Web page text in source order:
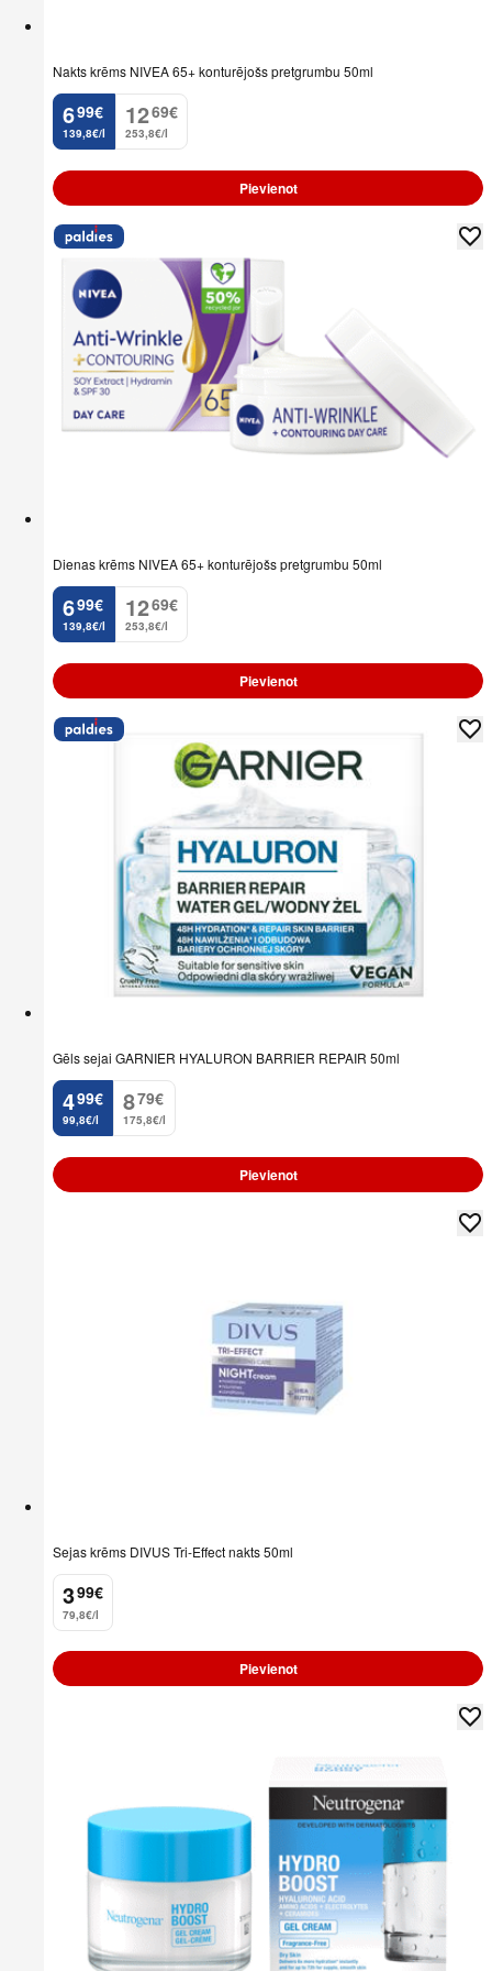
Nakts krēms NIVEA 65+ konturējošs pretgrumbu 50ml
6
. 99€
139,8€/l
12
. 69€
253,8€/l
Pievienot
Dienas krēms NIVEA 65+ konturējošs pretgrumbu 50ml
6
. 99€
139,8€/l
12
. 69€
253,8€/l
Pievienot
Gēls sejai GARNIER HYALURON BARRIER REPAIR 50ml
4
. 99€
99,8€/l
8
. 79€
175,8€/l
Pievienot
Sejas krēms DIVUS Tri-Effect nakts 50ml
3
. 99€
79,8€/l
Pievienot